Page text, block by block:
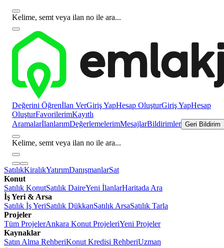
Kelime, semt veya ilan no ile ara...
Değerini Öğrenİlan VerGiriş YapHesap OluşturGiriş YapHesap
OluşturFavorilerimKayıtlı
AramalarİlanlarımDeğerlemelerimMesajlarBildirimler Geri Bildirim
Kelime, semt veya ilan no ile ara...
SatılıkKiralıkYatırımDanışmanlarSat
Konut
Satılık KonutSatılık DaireYeni İlanlarHaritada Ara
İş Yeri & Arsa
Satılık İş YeriSatılık DükkanSatılık ArsaSatılık Tarla
Projeler
Tüm ProjelerAnkara Konut ProjeleriYeni Projeler
Kaynaklar
Satın Alma RehberiKonut Kredisi RehberiUzman